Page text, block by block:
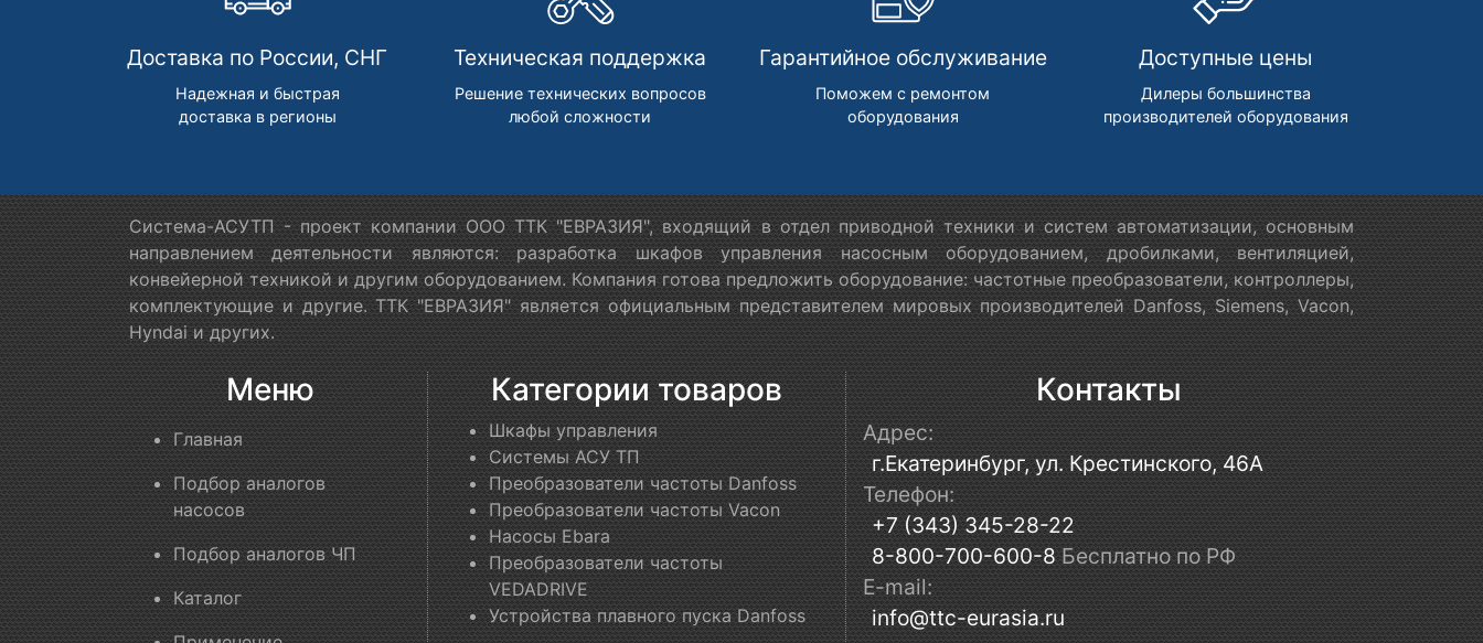
Доставка по России, СНГ
Надежная и быстрая
доставка в регионы
Техническая поддержка
Решение технических вопросов
любой сложности
Гарантийное обслуживание
Поможем с ремонтом
оборудования
Доступные цены
Дилеры большинства
производителей оборудования
Система-АСУТП - проект компании ООО ТТК "ЕВРАЗИЯ", входящий в отдел приводной техники и систем автоматизации, основным
направлением деятельности являются: разработка шкафов управления насосным оборудованием, дробилками, вентиляцией,
конвейерной техникой и другим оборудованием. Компания готова предложить оборудование: частотные преобразователи, контроллеры,
комплектующие и другие. ТТК "ЕВРАЗИЯ" является официальным представителем мировых производителей Danfoss, Siemens, Vacon,
Hyndai и других.
Меню
Главная
Подбор аналогов
насосов
Подбор аналогов ЧП
Каталог
Категории товаров
Шкафы управления
Системы АСУ ТП
Преобразователи частоты Danfoss
Преобразователи частоты Vacon
Насосы Ebara
Преобразователи частоты
VEDADRIVE
Устройства плавного пуска Danfoss
Контакты
Адрес:
г.Екатеринбург, ул. Крестинского, 46А
Телефон:
+7 (343) 345-28-22
8-800-700-600-8 Бесплатно по РФ
E-mail:
info@ttc-eurasia.ru